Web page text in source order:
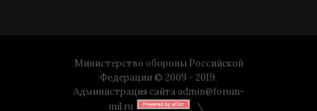
Министерство обороны Российской
Федерации © 2009 - 2019.
Администрация сайта admin@forum-
mil.ru